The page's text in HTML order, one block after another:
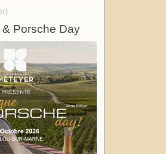
Porsche Day